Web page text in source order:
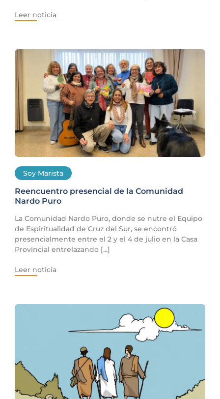
Leer noticia
Soy Marista
Reencuentro presencial de la Comunidad
Nardo Puro
La Comunidad Nardo Puro, donde se nutre el Equipo
de Espiritualidad de Cruz del Sur, se encontró
presencialmente entre el 2 y el 4 de julio en la Casa
Provincial entrelazando [...]
Leer noticia